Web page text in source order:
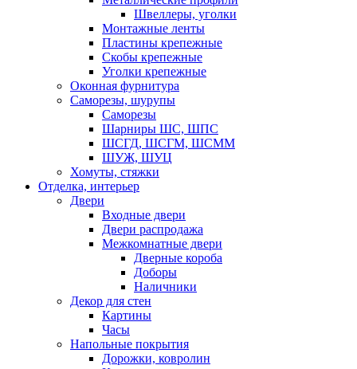
Швеллеры, уголки
Монтажные ленты
Пластины крепежные
Скобы крепежные
Уголки крепежные
Оконная фурнитура
Саморезы, шурупы
Саморезы
Шарниры ШС, ШПС
ШСГД, ШСГМ, ШСММ
ШУЖ, ШУЦ
Хомуты, стяжки
Отделка, интерьер
Двери
Входные двери
Двери распродажа
Межкомнатные двери
Дверные короба
Доборы
Наличники
Декор для стен
Картины
Часы
Напольные покрытия
Дорожки, ковролин